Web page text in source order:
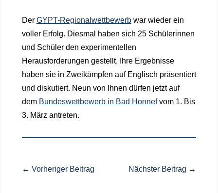
Der GYPT-Regionalwettbewerbwar wieder ein
voller Erfolg. Diesmal haben sich 25 Schülerinnen
und Schüler den experimentellen
Herausforderungen gestellt. Ihre Ergebnisse
haben sie in Zweikämpfen auf Englisch präsentiert
und diskutiert. Neun von Ihnen dürfen jetzt auf
dem Bundeswettbewerb in Bad Honnefvom 1. Bis
3. März antreten.
← Vorheriger Beitrag Nächster Beitrag →